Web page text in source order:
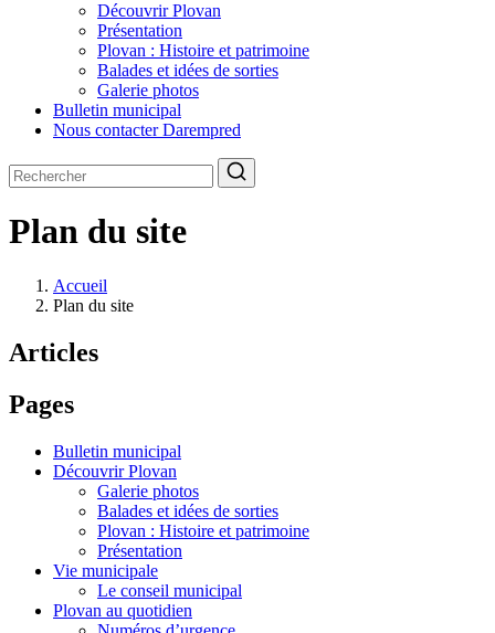
Découvrir Plovan
Présentation
Plovan : Histoire et patrimoine
Balades et idées de sorties
Galerie photos
Bulletin municipal
Nous contacter Darempred
Plan du site
Accueil
Plan du site
Articles
Pages
Bulletin municipal
Découvrir Plovan
Galerie photos
Balades et idées de sorties
Plovan : Histoire et patrimoine
Présentation
Vie municipale
Le conseil municipal
Plovan au quotidien